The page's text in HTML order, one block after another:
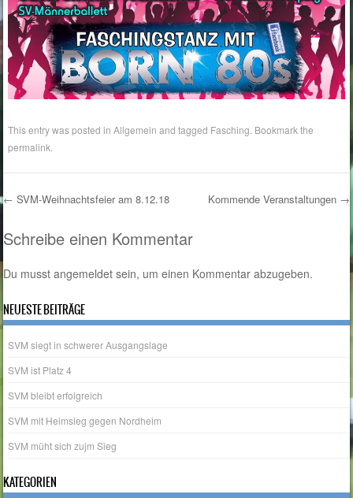
This entry was posted inAllgemein and tagged Fasching . Bookmark the
permalink
Post navigation
← SVM-Weihnachtsfeier am 8.12.18 Kommende Veranstaltungen →
Schreibe einen Kommentar
Du musstangemeldet sein, um einen Kommentar abzugeben.
NEUESTE BEITRÄGE
SVM siegt in schwerer Ausgangslage
SVM ist Platz 4
SVM bleibt erfolgreich
SVM mit Heimsieg gegen Nordheim
SVM müht sich zujm Sieg
KATEGORIEN